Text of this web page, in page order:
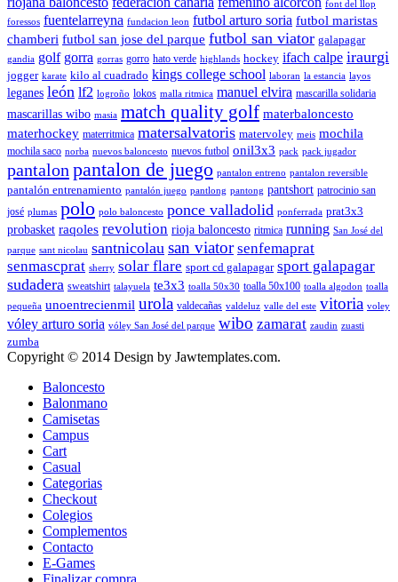
font del llop
foressos fuentelarreyna fundacion leon futbol arturo soria futbol maristas
chamberi futbol san jose del parque futbol san viator galapagar
gandia golf gorra gorras gorro hato verde highlands hockey ifach calpe iraurgi
jogger karate kilo al cuadrado kings college school laboran la estancia layos
leganes león lf2 logroño lokos malla ritmica manuel elvira mascarilla solidaria
mascarillas wibo masia match quality golf materbaloncesto
materhockey materritmica matersalvatoris matervoley meis mochila
mochila saco norba nuevos baloncesto nuevos futbol onil3x3 pack pack jugador
pantalon pantalon de juego pantalon entreno pantalon reversible
pantalón entrenamiento pantalón juego pantlong pantong pantshort patrocinio san
josé plumas polo polo baloncesto ponce valladolid ponferrada prat3x3
probasket raqoles revolution rioja baloncesto ritmica running San José del
parque sant nicolau santnicolau san viator senfemaprat
senmascprat sherry solar flare sport cd galapagar sport galapagar
sudadera sweatshirt talayuela te3x3 toalla 50x30 toalla 50x100 toalla algodon toalla
pequeña unoentrecienmil urola valdecañas valdeluz valle del este vitoria voley
vóley arturo soria vóley San José del parque wibo zamarat zaudin zuasti
zumba
Copyright © 2014 Design by Jawtemplates.com.
Baloncesto
Balonmano
Camisetas
Campus
Cart
Casual
Categorias
Checkout
Colegios
Complementos
Contacto
E-Games
Finalizar compra